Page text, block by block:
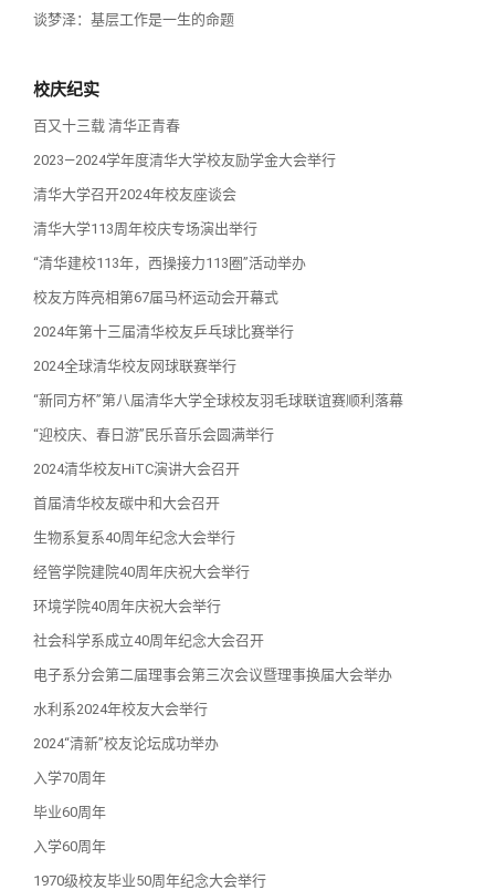
谈梦泽：基层工作是一生的命题
校庆纪实
百又十三载 清华正青春
2023—2024学年度清华大学校友励学金大会举行
清华大学召开2024年校友座谈会
清华大学113周年校庆专场演出举行
“清华建校113年，西操接力113圈”活动举办
校友方阵亮相第67届马杯运动会开幕式
2024年第十三届清华校友乒乓球比赛举行
2024全球清华校友网球联赛举行
“新同方杯”第八届清华大学全球校友羽毛球联谊赛顺利落幕
“迎校庆、春日游”民乐音乐会圆满举行
2024清华校友HiTC演讲大会召开
首届清华校友碳中和大会召开
生物系复系40周年纪念大会举行
经管学院建院40周年庆祝大会举行
环境学院40周年庆祝大会举行
社会科学系成立40周年纪念大会召开
电子系分会第二届理事会第三次会议暨理事换届大会举办
水利系2024年校友大会举行
2024“清新”校友论坛成功举办
入学70周年
毕业60周年
入学60周年
1970级校友毕业50周年纪念大会举行